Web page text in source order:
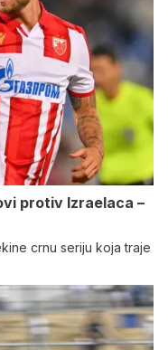
protiv Izraelaca –
crnu seriju koja traje